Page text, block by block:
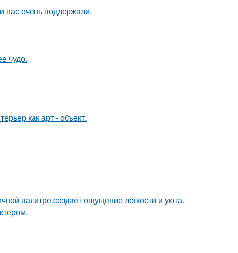
нас очень поддержали.
чудо.
как арт - объект.
палитре создаёт ощущение лёгкости и уюта.